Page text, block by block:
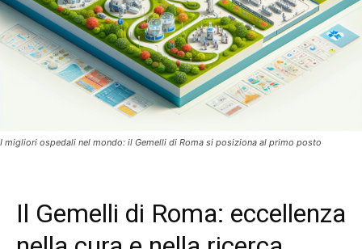
I migliori ospedali nel mondo: il Gemelli di Roma si posiziona al primo posto
Il Gemelli di Roma: eccellenza